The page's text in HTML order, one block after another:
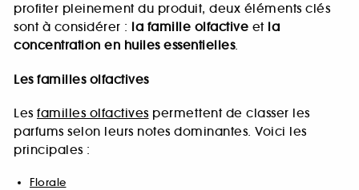
profiter pleinement du produit, deux éléments clés
sont à considérer : la famille olfactive et la
concentration en huiles essentielles.
Les familles olfactives
Les familles olfactives permettent de classer les
parfums selon leurs notes dominantes. Voici les
principales :
Florale